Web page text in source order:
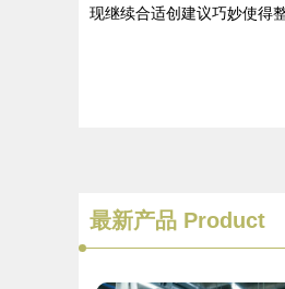
现继续合适创建议巧妙使得
最新产品 Product